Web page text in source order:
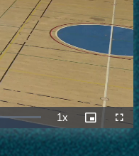
1xRychlost
přehrávání
Picture-
in-
Picture
Celá